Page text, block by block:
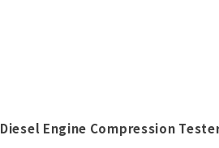
Diesel Engine Compression